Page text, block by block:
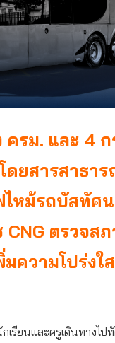
รม. และ 4 ก
ยสารสาธาร
ไหม้รถบัสทัศ
ตรวจส
ความโปร่งใ
เรียนและครูเดินทางไป